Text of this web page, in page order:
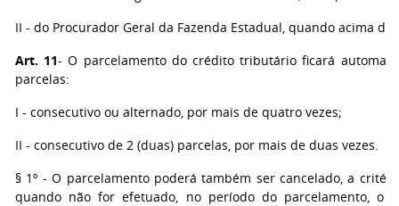
II - do Procurador Geral da Fazenda Estadual, quando acima de
Art. 11- O parcelamento do crédito tributário ficará
parcelas:
I - consecutivo ou alternado, por mais de quatro vezes;
II - consecutivo de 2 (duas) parcelas, por mais de duas vezes.
§ 1º - O parcelamento poderá também ser cancelado, a
quando não for efetuado, no período do parcelamento, o